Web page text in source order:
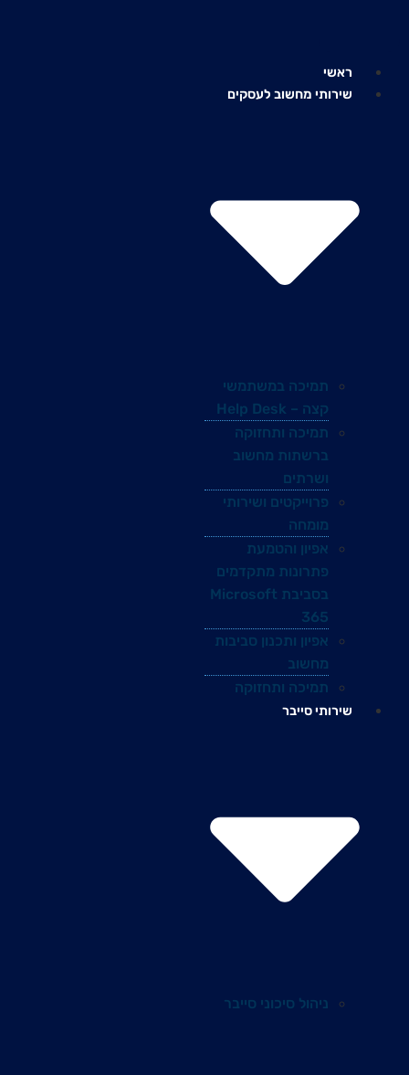
ראשי
שירותי מחשוב לעסקים
תמיכה במשתמשי
קצה – Help Desk
תמיכה ותחזוקה
ברשתות מחשוב
ושרתים
פרוייקטים ושירותי
מומחה
אפיון והטמעת
פתרונות מתקדמים
בסביבת Microsoft
365
אפיון ותכנון סביבות
מחשוב
תמיכה ותחזוקה
שירותי סייבר
ניהול סיכוני סייבר